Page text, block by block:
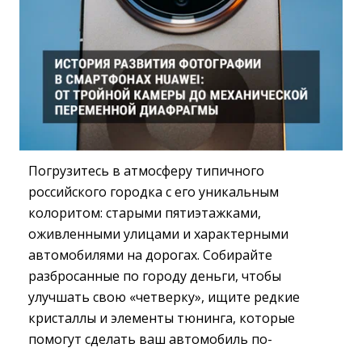
Погрузитесь в атмосферу типичного
российского городка с его уникальным
колоритом: старыми пятиэтажками,
оживленными улицами и характерными
автомобилями на дорогах. Собирайте
разбросанные по городу деньги, чтобы
улучшать свою «четверку», ищите редкие
кристаллы и элементы тюнинга, которые
помогут сделать ваш автомобиль по-